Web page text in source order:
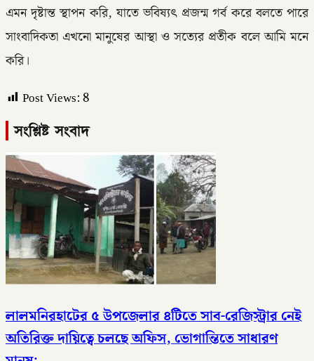
এমন দৃষ্টান্ত স্থাপন করি, যাতে ভবিষ্যৎ প্রজন্ম গর্ব করে বলতে পারে
সাংবাদিকতা এখনো মানুষের আস্থা ও সত্যের প্রতীক বলে আমি মনে
করি।
Post Views:8
সংশ্লিষ্ট সংবাদ
লালমনিরহাটের ৫ উপজেলার ৪টিতে সাব-রেজিস্ট্রার নেই
অতিরিক্ত দায়িত্বে চলছে অফিস, ভোগান্তিতে সাধারণ